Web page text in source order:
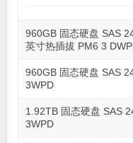
960GB 固态硬盘 SAS
英寸热插拔 PM6 3
960GB 固态硬盘 SAS
3WPD
1.92TB 固态硬盘 SAS
3WPD